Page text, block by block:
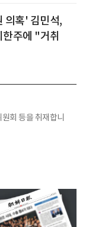
의혹' 김민석,
주에 "거취
회 등을 취재합니